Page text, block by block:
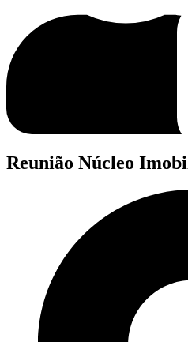
Reunião Núcleo